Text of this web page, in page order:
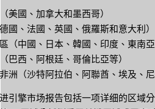
美國、加拿大和墨西哥）
國、法國、英國、俄羅斯和意大利）
（中國、日本、韓國、印度、東南亞
巴西、阿根廷、哥倫比亞等）
洲（沙特阿拉伯、阿聯酋、埃及、尼
引擎市场报告包括一项详细的区域